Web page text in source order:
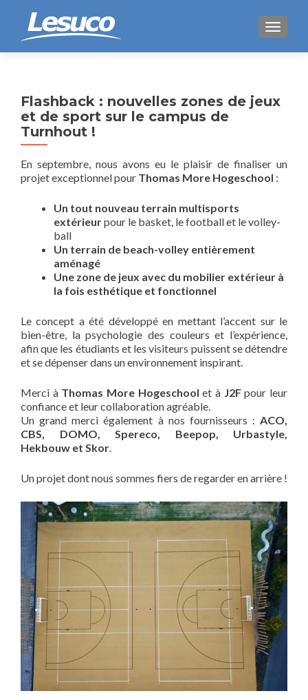
Flashback : nouvelles zones de jeux
et de sport sur le campus de
Turnhout !
En septembre, nous avons eu le plaisir de finaliser un
projet exceptionnel pour Thomas More Hogeschool :
Un tout nouveau terrain multisports
extérieurpour le basket, le football et le volley-
ball
Un terrain de beach-volley entièrement
aménagé
Une zone de jeux avec du mobilier extérieur à
la fois esthétique et fonctionnel
Le concept a été développé en mettant l’accent sur le
bien-être, la psychologie des couleurs et l’expérience,
afin que les étudiants et les visiteurs puissent se détendre
et se dépenser dans un environnement inspirant.
Merci à Thomas More Hogeschool et à J2Fpour leur
confiance et leur collaboration agréable.
Un grand merci également à nos fournisseurs : ACO,
CBS, DOMO, Spereco, Beepop, Urbastyle,
Hekbouw et Skor.
Un projet dont nous sommes fiers de regarder en arrière !